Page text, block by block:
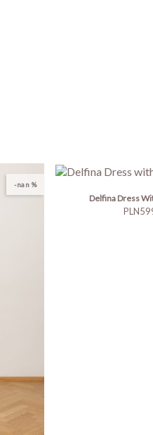
-nan %
Delfina Dress
Price